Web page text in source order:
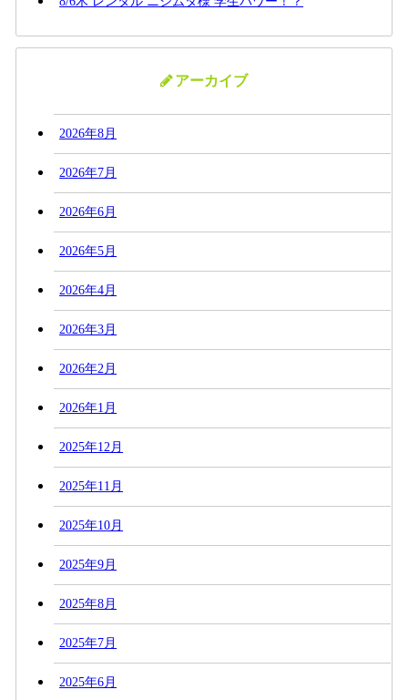
アーカイブ
2026年8月
2026年7月
2026年6月
2026年5月
2026年4月
2026年3月
2026年2月
2026年1月
2025年12月
2025年11月
2025年10月
2025年9月
2025年8月
2025年7月
2025年6月